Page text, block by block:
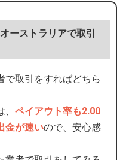
ーストラリアで取引
で取引をすればどちら
、 ペイアウト率も2.00
金が速いので、安心感